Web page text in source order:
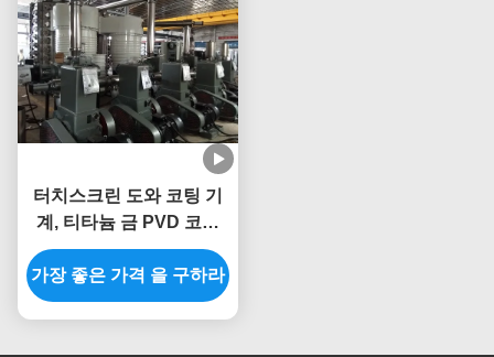
터치스크린 도와 코팅 기
계, 티타늄 금 PVD 코팅
기계
가장 좋은 가격 을 구하라